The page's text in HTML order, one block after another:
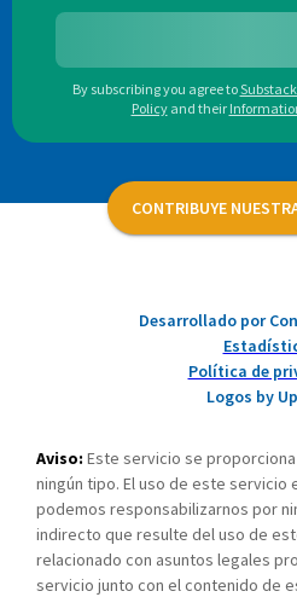
By subscribing you agree to
Policy and their
CONTRIBUYE
Desarrollado por
Política de
Logos by
Aviso: Este servicio se
ningún tipo. El uso de este servicio
podemos responsabilizarnos por
indirecto que resulte del uso de
relacionado con asuntos legales
servicio junto con el contenido de